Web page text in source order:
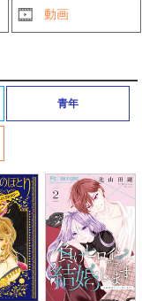
動画
青年